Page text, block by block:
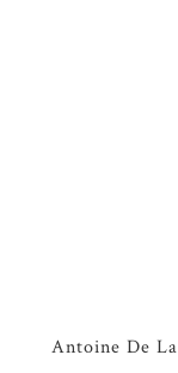
Antoine De